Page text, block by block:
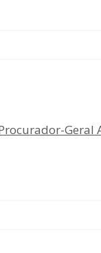
Geral